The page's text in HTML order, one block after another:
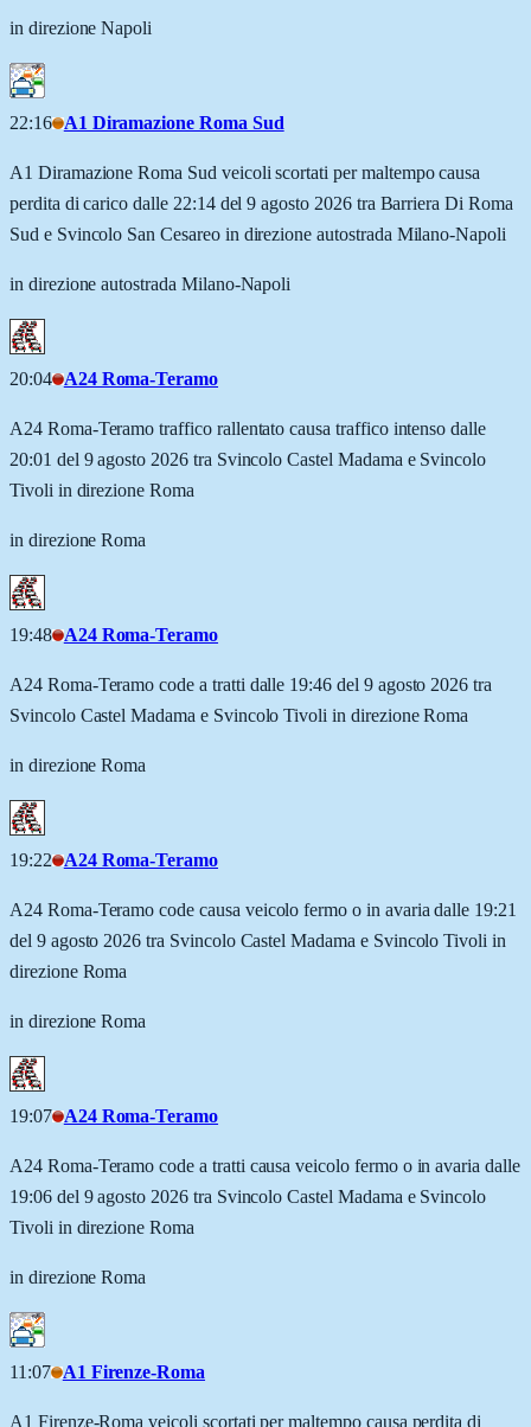
in direzione Napoli
22:16 A1 Diramazione Roma Sud
A1 Diramazione Roma Sud veicoli scortati per maltempo causa
perdita di carico dalle 22:14 del 9 agosto 2026 tra Barriera Di Roma
Sud e Svincolo San Cesareo in direzione autostrada Milano-Napoli
in direzione autostrada Milano-Napoli
20:04 A24 Roma-Teramo
A24 Roma-Teramo traffico rallentato causa traffico intenso dalle
20:01 del 9 agosto 2026 tra Svincolo Castel Madama e Svincolo
Tivoli in direzione Roma
in direzione Roma
19:48 A24 Roma-Teramo
A24 Roma-Teramo code a tratti dalle 19:46 del 9 agosto 2026 tra
Svincolo Castel Madama e Svincolo Tivoli in direzione Roma
in direzione Roma
19:22 A24 Roma-Teramo
A24 Roma-Teramo code causa veicolo fermo o in avaria dalle 19:21
del 9 agosto 2026 tra Svincolo Castel Madama e Svincolo Tivoli in
direzione Roma
in direzione Roma
19:07 A24 Roma-Teramo
A24 Roma-Teramo code a tratti causa veicolo fermo o in avaria dalle
19:06 del 9 agosto 2026 tra Svincolo Castel Madama e Svincolo
Tivoli in direzione Roma
in direzione Roma
11:07 A1 Firenze-Roma
A1 Firenze-Roma veicoli scortati per maltempo causa perdita di